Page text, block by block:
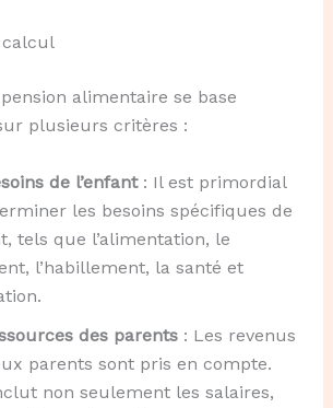
calcul
alimentaire se base
plusieurs critères :
de l’enfant: Il est primordial
les besoins spécifiques de
tels que l’alimentation, le
l’habillement, la santé et
des parents: Les revenus
parents sont pris en compte.
non seulement les salaires,